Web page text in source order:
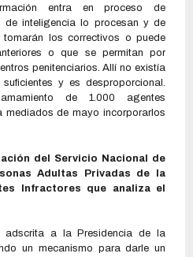
entra en proceso de
de inteligencia lo procesan y de
los correctivos o puede
o que se permitan por
penitenciarios. Allí no existía
y es desproporcional.
de 1.000 agentes
mediados de mayo incorporarlos
del Servicio Nacional de
Adultas Privadas de la
Infractores que analiza el
adscrita a la Presidencia de la
un mecanismo para darle un